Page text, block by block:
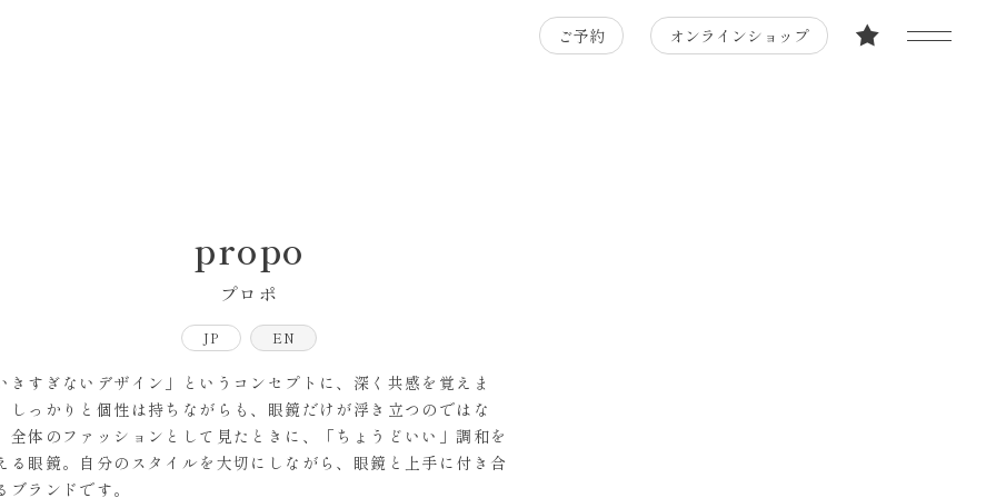
ご予約 オンラインショップ
propo
プロポ
JP EN
きすぎないデザイン」というコンセプトに、深く共感を覚えま
しっかりと個性は持ちながらも、眼鏡だけが浮き立つのではな
全体のファッションとして見たときに、「ちょうどいい」調和を
る眼鏡。自分のスタイルを大切にしながら、眼鏡と上手に付き合
ブランドです。